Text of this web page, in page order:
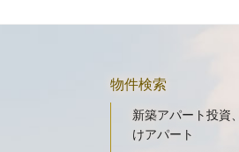
物件検索
新築アパート投資
けアパート